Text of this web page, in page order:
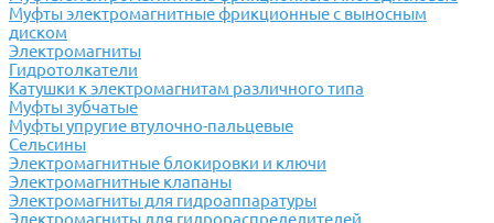
Муфты электромагнитные фрикционные с выносным
диском
Электромагниты
Гидротолкатели
Катушки к электромагнитам различного типа
Муфты зубчатые
Муфты упругие втулочно-пальцевые
Сельсины
Электромагнитные блокировки и ключи
Электромагнитные клапаны
Электромагниты для гидроаппаратуры
Электромагниты для гидрораспределителей